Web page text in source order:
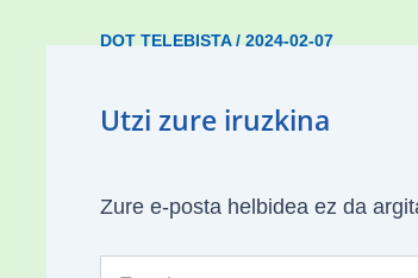
DOT TELEBISTA/ 2024-02-07
Utzi zure iruzkina
Zure e-posta helbidea ez da